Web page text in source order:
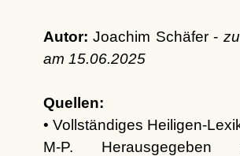
Autor: Joachim Schäfer -
am 15.06.2025
Quellen:
• Vollständiges Heiligen-
M-P. Herausgegeben